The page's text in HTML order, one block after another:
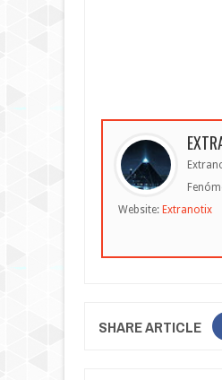
Website: Extranotix
SHARE ARTICLE